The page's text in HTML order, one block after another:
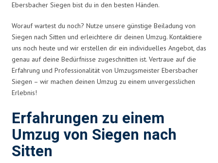
Ebersbacher Siegen bist du in den besten Händen.
Worauf wartest du noch? Nutze unsere günstige Beiladung von
Siegen nach Sitten und erleichtere dir deinen Umzug. Kontaktiere
uns noch heute und wir erstellen dir ein individuelles Angebot, das
genau auf deine Bedürfnisse zugeschnitten ist. Vertraue auf die
Erfahrung und Professionalität von Umzugsmeister Ebersbacher
Siegen – wir machen deinen Umzug zu einem unvergesslichen
Erlebnis!
Erfahrungen zu einem
Umzug von Siegen nach
Sitten